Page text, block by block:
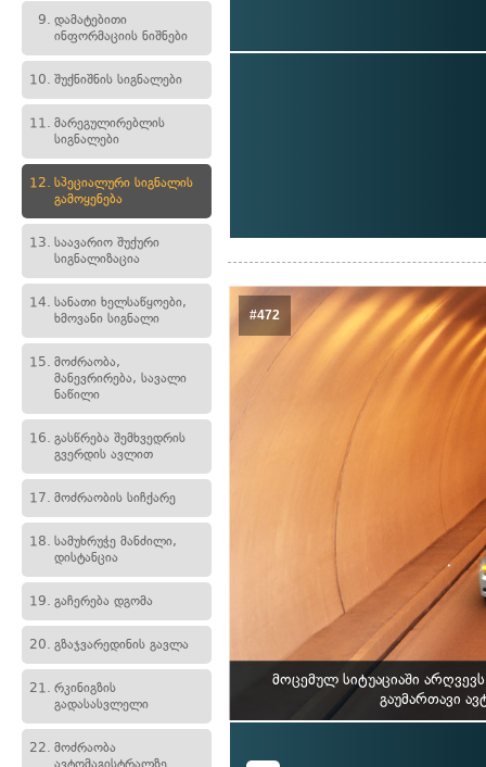
9. დამატებითი
ინფორმაციის ნიშნები
10. შუქნიშნის სიგნალები
11. მარეგულირებლის
სიგნალები
12. სპეციალური სიგნალის
გამოყენება
13. საავარიო შუქური
სიგნალიზაცია
14. სანათი ხელსაწყოები,
ხმოვანი სიგნალი
15. მოძრაობა,
მანევრირება, სავალი
ნაწილი
16. გასწრება შემხვედრის
გვერდის ავლით
17. მოძრაობის სიჩქარე
18. სამუხრუჭე მანძილი,
დისტანცია
19. გაჩერება დგომა
20. გზაჯვარედინის გავლა
21. რკინიგზის
გადასასვლელი
22. მოძრაობა
ავტომაგისტრალზე
#472
მოცემულ სიტუაციაში
გაუმართავი